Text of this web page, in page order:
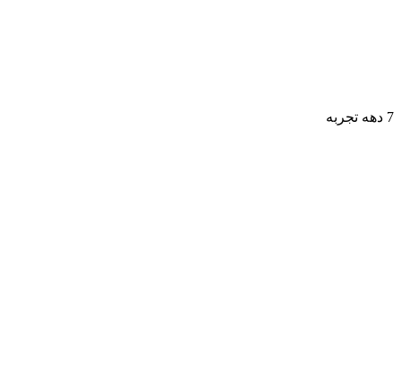
7 دهه تجربه